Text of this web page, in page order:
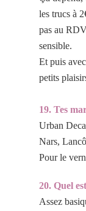
les trucs à
pas au
sensible.
Et puis
petits
19. Tes
Urban
Nars,
Pour le
20. Quel
Assez